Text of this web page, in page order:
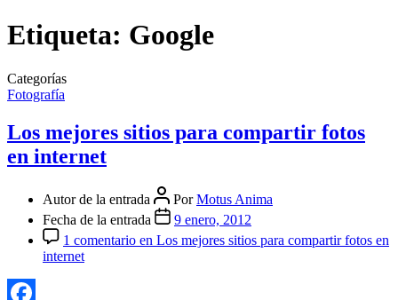
Etiqueta: Google
Categorías
Fotografía
Los mejores sitios para compartir fotos
en internet
Autor de la entrada PorMotus Anima
Fecha de la entrada
9 enero, 2012
1 comentario en Los mejores sitios para compartir fotos en
internet